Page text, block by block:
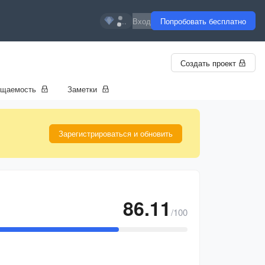
... Вход Попробовать бесплатно
Создать проект
Заметки
Зарегистрироваться и обновить
86.11 /100